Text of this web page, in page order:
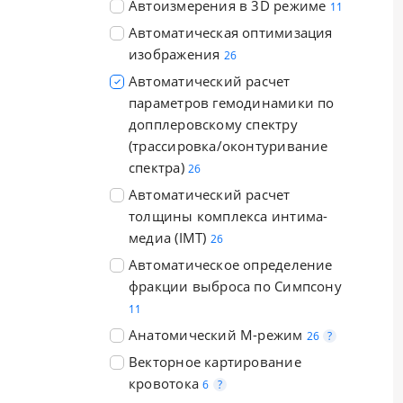
Автоизмерения в 3D режиме 11
Автоматическая оптимизация
изображения 26
Автоматический расчет
параметров гемодинамики по
допплеровскому спектру
(трассировка/оконтуривание
спектра) 26
Автоматический расчет
толщины комплекса интима-
медиа (IMT) 26
Автоматическое определение
фракции выброса по Симпсону
11
Анатомический М-режим 26 ?
Векторное картирование
кровотока 6 ?